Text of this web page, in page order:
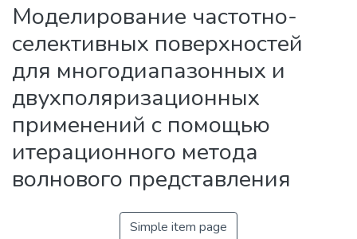
Моделирование частотно-
селективных поверхностей
для многодиапазонных и
двухполяризационных
применений с помощью
итерационного метода
волнового представления
Simple item page